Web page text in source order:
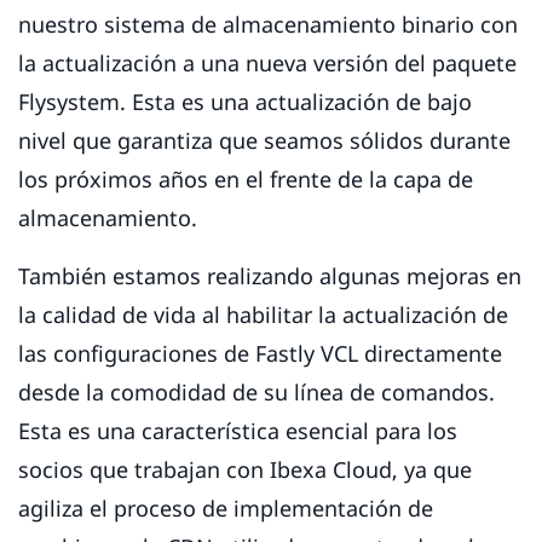
nuestro sistema de almacenamiento binario con
la actualización a una nueva versión del paquete
Flysystem. Esta es una actualización de bajo
nivel que garantiza que seamos sólidos durante
los próximos años en el frente de la capa de
almacenamiento.
También estamos realizando algunas mejoras en
la calidad de vida al habilitar la actualización de
las configuraciones de Fastly VCL directamente
desde la comodidad de su línea de comandos.
Esta es una característica esencial para los
socios que trabajan con Ibexa Cloud, ya que
agiliza el proceso de implementación de